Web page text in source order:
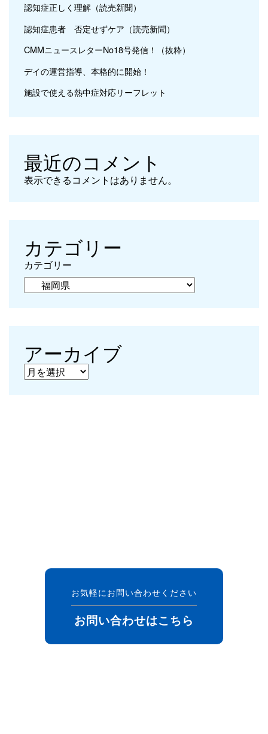
認知症正しく理解（読売新聞）
認知症患者 否定せずケア（読売新聞）
CMMニュースレターNo18号発信！（抜粋）
デイの運営指導、本格的に開始！
施設で使える熱中症対応リーフレット
最近のコメント
表示できるコメントはありません。
カテゴリー
カテゴリー
アーカイブ
アーカイブ
お気軽にお問い合わせください
お問い合わせはこちら